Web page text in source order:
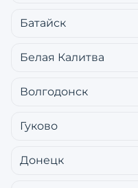
Батайск
Белая Калитва
Волгодонск
Гуково
Донецк